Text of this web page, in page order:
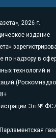
2026 г.
издание
по надзору в
технологий и
Эл №